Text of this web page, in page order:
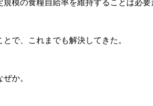
模の食糧自給率を維持することは必要
で、これまでも解決してきた。
か。